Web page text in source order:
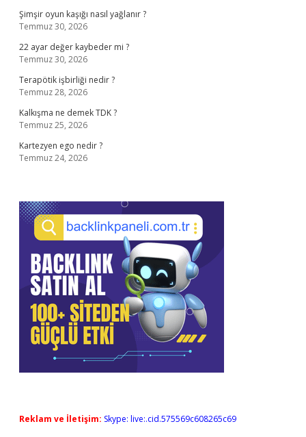
Şimşir oyun kaşığı nasıl yağlanır ?
Temmuz 30, 2026
22 ayar değer kaybeder mi ?
Temmuz 30, 2026
Terapötik işbirliği nedir ?
Temmuz 28, 2026
Kalkışma ne demek TDK ?
Temmuz 25, 2026
Kartezyen ego nedir ?
Temmuz 24, 2026
Reklam ve İletişim: Skype: live:.cid.575569c608265c69